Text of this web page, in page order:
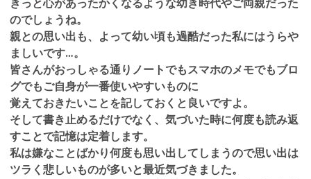
きっと心があったかくなるような幼き時代やご両親だった
のでしょうね。
親との思い出も、よって幼い頃も過酷だった私にはうらや
ましいです…。
皆さんがおっしゃる通りノートでもスマホのメモでもブロ
グでもご自身が一番使いやすいものに
覚えておきたいことを記しておくと良いですよ。
そして書き止めるだけでなく、気づいた時に何度も読み返
すことで記憶は定着します。
私は嫌なことばかり何度も思い出してしまうので思い出は
ツラく悲しいものが多いと最近気づきました。